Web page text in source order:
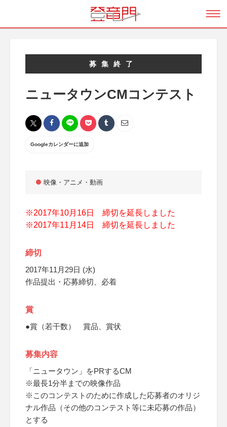
募集終了
ニュータウンCMコンテスト
Googleカレンダーに追加
映像・アニメ・動画
※2017年10月16日 締切を延長しました
※2017年11月14日 締切を延長しました
締切
2017年11月29日 (水)
作品提出・応募締切、必着
賞
●賞（若干数） 賞品、賞状
募集内容
「ニュータウン」をPRするCM
※最長1分半までの映像作品
※このコンテストのために作成した応募者のオリジ
ナル作品（その他のコンテスト等に未応募の作品）
とする